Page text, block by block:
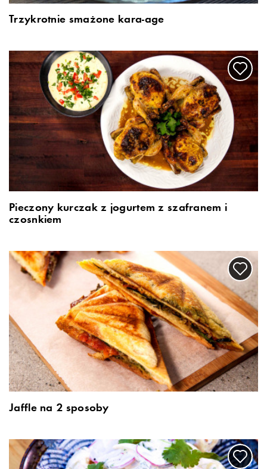
Trzykrotnie smażone kara-age
Pieczony kurczak z jogurtem z szafranem i
czosnkiem
Jaffle na 2 sposoby